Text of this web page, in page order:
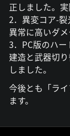
正しました。
2．異変コア-
異常に高いダ
3．PC版のハ
建造と武器切
しました。
今後とも「ラ
ます。